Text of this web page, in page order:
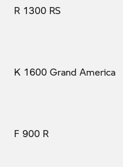
R 1300 RS
K 1600 Grand America
F 900 R